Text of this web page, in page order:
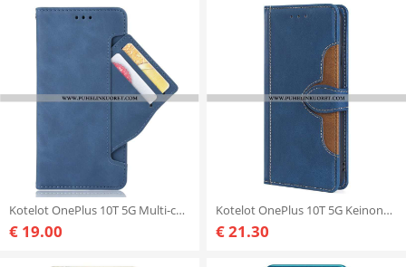
Kotelot OnePlus 10T 5G Multi-card Premier Class
€ 19.00
Kotelot OnePlus 10T 5G Keinonahka Bicolor Tyylikäs
€ 21.30